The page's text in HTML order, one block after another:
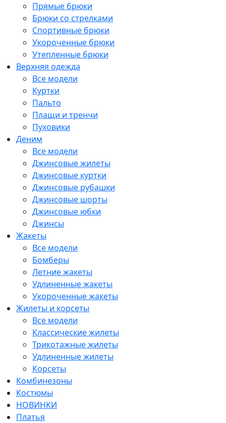
Прямые брюки
Брюки со стрелками
Спортивные брюки
Укороченные брюки
Утепленные брюки
Верхняя одежда
Все модели
Куртки
Пальто
Плащи и тренчи
Пуховики
Деним
Все модели
Джинсовые жилеты
Джинсовые куртки
Джинсовые рубашки
Джинсовые шорты
Джинсовые юбки
Джинсы
Жакеты
Все модели
Бомберы
Летние жакеты
Удлиненные жакеты
Укороченные жакеты
Жилеты и корсеты
Все модели
Классические жилеты
Трикотажные жилеты
Удлиненные жилеты
Корсеты
Комбинезоны
Костюмы
НОВИНКИ
Платья